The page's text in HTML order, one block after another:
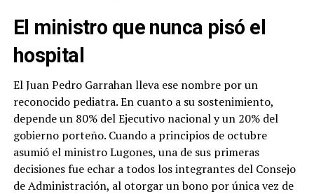
El ministro que nunca pisó el
hospital
El Juan Pedro Garrahan lleva ese nombre por un
reconocido pediatra. En cuanto a su sostenimiento,
depende un 80% del Ejecutivo nacional y un 20% del
gobierno porteño. Cuando a principios de octubre
asumió el ministro Lugones, una de sus primeras
decisiones fue echar a todos los integrantes del Consejo
de Administración, al otorgar un bono por única vez de